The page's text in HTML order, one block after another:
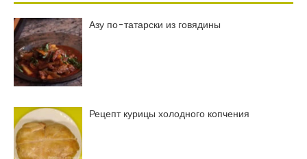
Азу по-татарски из говядины
Рецепт курицы холодного копчения